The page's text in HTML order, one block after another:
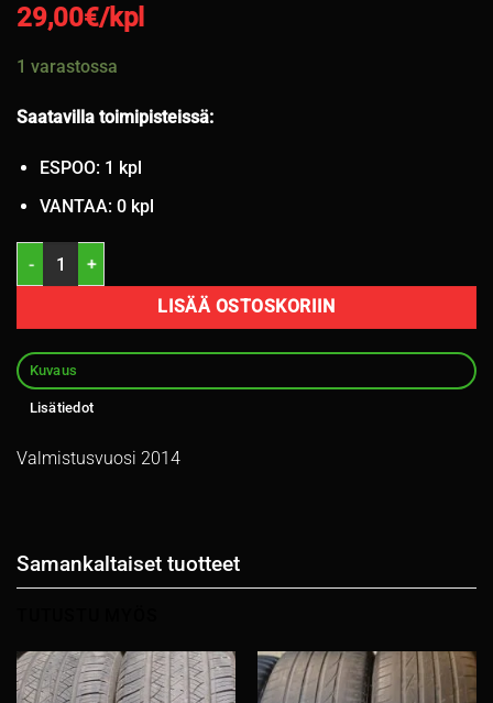
29,00€/kpl
1 varastossa
Saatavilla toimipisteissä:
ESPOO: 1 kpl
VANTAA: 0 kpl
185/65R15 Hankook Kinergy Eco 88T kesä 4,5mm / 2P23 määrä
LISÄÄ OSTOSKORIIN
Kuvaus
Lisätiedot
Valmistusvuosi 2014
Samankaltaiset tuotteet